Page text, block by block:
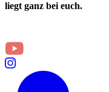
liegt ganz bei euch.